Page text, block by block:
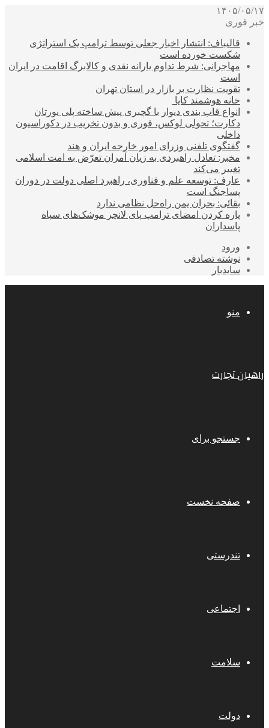
۱۴۰۵/۰۵/۱۷
خبر فوری
قالیباف: انتشار اخبار جعلی توسط ترامپ یک استراتژی
شکست خورده است
مهاجرانی: شرط تداوم یارانه نقدی و کالابرگ اقامت در ایران
است
تقویت نظارت بر بازار در استان تهران
خانه هوشمند کایا
انواع قاب بندی دیوار با گچبری پیش ساخته پلی یورتان
دکارت؛ تحولی لوکس، فوری و بدون تخریب در دکوراسیون
داخلی
گفتگوی تلفنی وزرای امور خارجه ایران و هند
مخبر: تعادل راهبردی به زیان آمران تعرّض به امت اسلامی
تغییر می‌کند
عارف: توسعه علم و فناوری، راهبرد اصلی دولت در دوران
پساجنگ است
بقائی: بحران یمن راه‌حل نظامی ندارد
پاره کردن امضای ترامپ پای لانچر موشک‌های سپاه
پاسداران
ورود
نوشته تصادفی
سایدبار
منو
راهیان تجارت
جستجو برای
صفحه نخست
تندرستی
اجتماعی
سلامت
دولت